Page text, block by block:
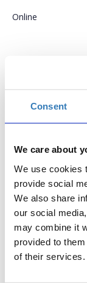
Consent
We care about
We use cookies
provide social
We also share
our social
may combine it
provided to
of their services.
Online
Tο συνέδριο
Τετάρτη 23
παρουσιάσει
επιτάσσει η
μεθόδους που
στην επιλογή
κέρδη της. Με
Pricing σε
παρουσιάσεις
case studies οι
πρακτικές στο
ραγδαία